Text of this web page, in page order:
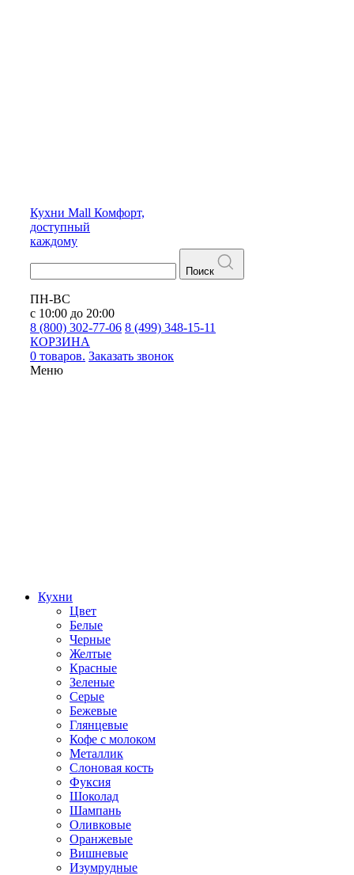
Кухни Mall Комфорт,
доступный
каждому
Поиск
ПН-ВС
с 10:00 до 20:00
8 (800) 302-77-06 8 (499) 348-15-11
КОРЗИНА
0 товаров. Заказать звонок
Меню
Кухни
Цвет
Белые
Черные
Желтые
Красные
Зеленые
Серые
Бежевые
Глянцевые
Кофе с молоком
Металлик
Слоновая кость
Фуксия
Шоколад
Шампань
Оливковые
Оранжевые
Вишневые
Изумрудные